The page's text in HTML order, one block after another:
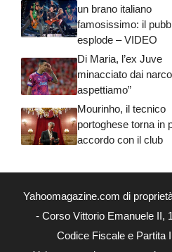
un brano italiano
famosissimo: il
esplode – VIDEO
Di Maria, l’ex Juve
minacciato dai
aspettiamo”
Mourinho, il tecnico
portoghese torna in
accordo con il club
Yahoomagazine.com di
- Corso Vittorio Emanuele II,
Codice Fiscale e Partita